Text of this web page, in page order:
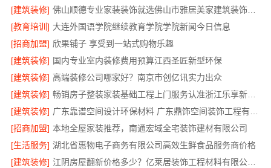
[建筑装修]
佛山顺德专业家装装饰就选佛山市雅居美家建筑装饰工程有限公司
[教育培训] 大连外国语学院继续教育学院学院新闻今日信息
[招商加盟] 欣果铺子 享受到一站式购物乐趣
[建筑装修] 国内专业室内装修费用预算江西圣匠新型环保
[建筑装修] 高端装修公司哪家好？南京市创亿讯实力出众
[建筑装修]
畅销房子整装家装基础工程上门服务认准浙江乐享新材料有限公司
[建筑装修]
[招商加盟] 本地全屋家装推荐，南通宏域全宅装饰建材有限公司
[生活服务] 湖北省惠物电子商务有限公司高效生鲜食品服务商价格
[建筑装修]
江阴房屋翻新价格多少？亿莱居装饰工程材料有限公司全流程品控